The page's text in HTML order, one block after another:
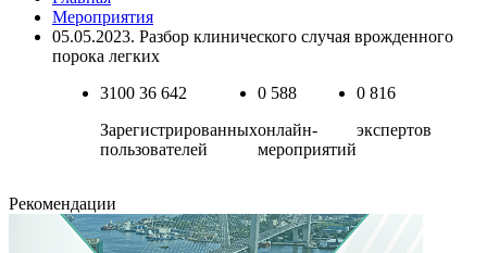
Мероприятия
05.05.2023. Разбор клинического случая врожденного
порока легких
3100 36 642
Зарегистрированных
пользователей
0 588
онлайн-
мероприятий
0 816
экспертов
Рекомендации